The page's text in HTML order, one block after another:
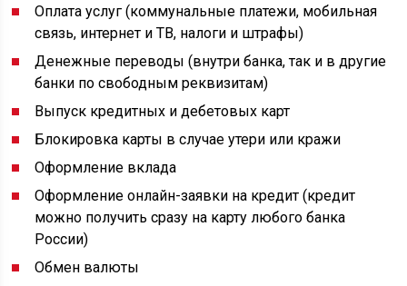
Оплата услуг (коммунальные платежи, мобильная
связь, интернет и ТВ, налоги и штрафы)
Денежные переводы (внутри банка, так и в другие
банки по свободным реквизитам)
Выпуск кредитных и дебетовых карт
Блокировка карты в случае утери или кражи
Оформление вклада
Оформление онлайн-заявки на кредит (кредит
можно получить сразу на карту любого банка
России)
Обмен валюты